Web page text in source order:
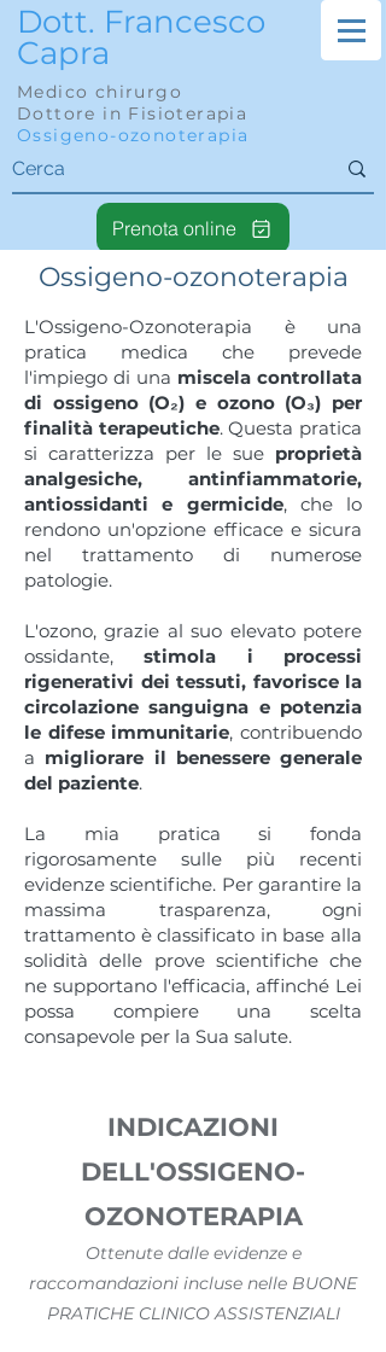
Dott. Francesco
Capra
Medico chirurgo
Dottore in Fisioterapia
Ossigeno-ozonoterapia
Prenota online
Ossigeno-ozonoterapia
L'Ossigeno-Ozonoterapia è una
pratica medica che prevede
l'impiego di una miscela controllata
di ossigeno (O₂) e ozono (O₃) per
finalità terapeutiche. Questa pratica
si caratterizza per le sue proprietà
analgesiche, antinfiammatorie,
antiossidanti e germicide, che lo
rendono un'opzione efficace e sicura
nel trattamento di numerose
patologie.
L'ozono, grazie al suo elevato potere
ossidante,stimola i processi
rigenerativi dei tessuti, favorisce la
circolazione sanguigna e potenzia
le difese immunitarie, contribuendo
a migliorare il benessere generale
del paziente.
La mia pratica si fonda
rigorosamente sulle più recenti
evidenze scientifiche. Per garantire la
massima trasparenza, ogni
trattamento è classificato in base alla
solidità delle prove scientifiche che
ne supportano l'efficacia, affinché Lei
possa compiere una scelta
consapevole per la Sua salute.
INDICAZIONI
DELL'OSSIGENO-
OZONOTERAPIA
Ottenute dalle evidenze e
raccomandazioni incluse nelle BUONE
PRATICHE CLINICO ASSISTENZIALI